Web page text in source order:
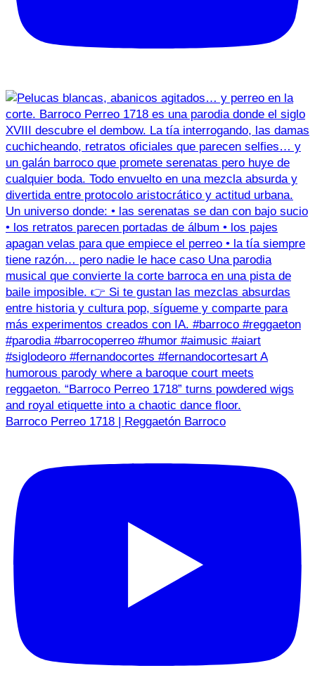
Barroco Perreo 1718 | Reggaetón Barroco